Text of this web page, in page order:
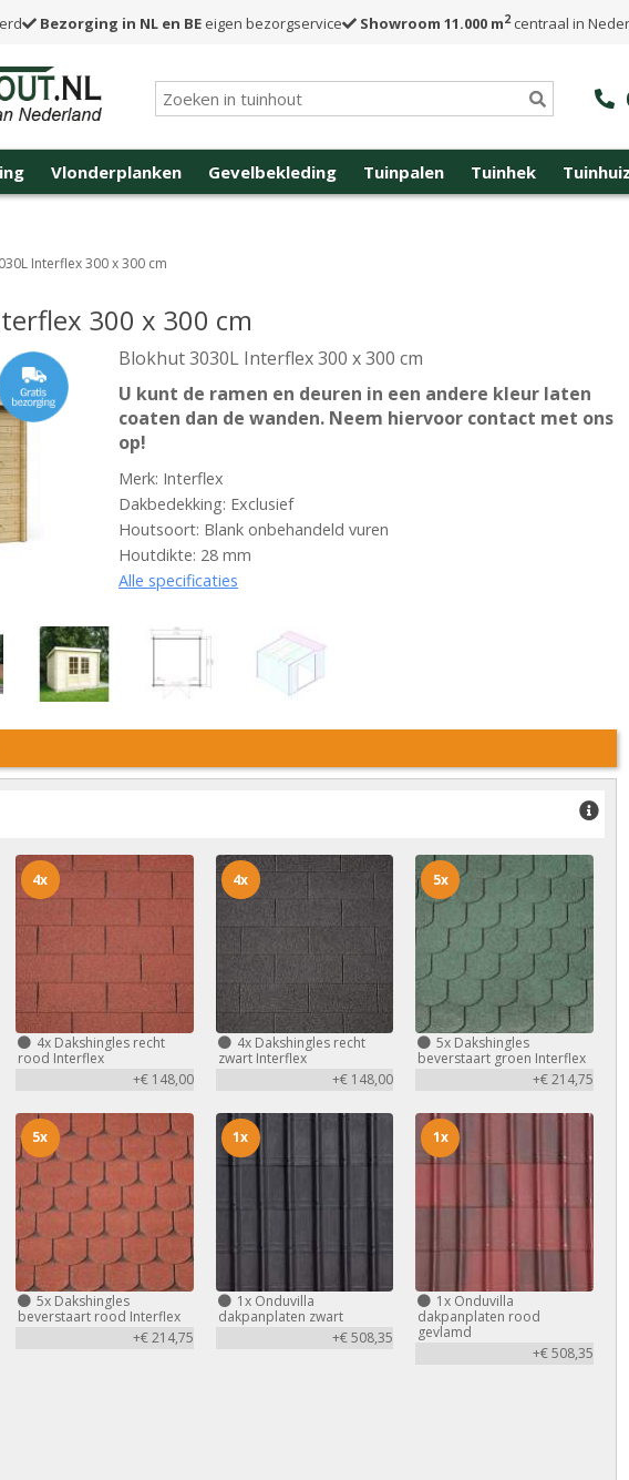
Bezorging in NL en BE eigen bezorgservice Showroom 11.000 m2centraal in
Vlonderplanken Gevelbekleding Tuinpalen Tuinhek
Interflex 300 x 300 cm
300 x 300 cm
Blokhut 3030L Interflex 300 x 300 cm
U kunt de ramen en deuren in een andere kleur laten
coaten dan de wanden. Neem hiervoor contact met ons
op!
Merk: Interflex
Dakbedekking: Exclusief
Houtsoort: Blank onbehandeld vuren
Houtdikte: 28 mm
Alle specificaties
4xDakshingles recht
rood Interflex
+€ 148,00
4x
4xDakshingles recht
zwart Interflex
+€ 148,00
4x
5x Dakshingles
beverstaart groen Interflex
+€ 214,75
5x
5xDakshingles
beverstaart rood Interflex
+€ 214,75
5x
1xOnduvilla
dakpanplaten zwart
+€ 508,35
1x
1x Onduvilla
dakpanplaten rood
gevlamd
+€ 508,35
1x